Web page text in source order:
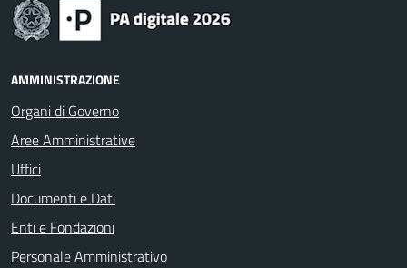
AMMINISTRAZIONE
Organi di Governo
Aree Amministrative
Uffici
Documenti e Dati
Enti e Fondazioni
Personale Amministrativo